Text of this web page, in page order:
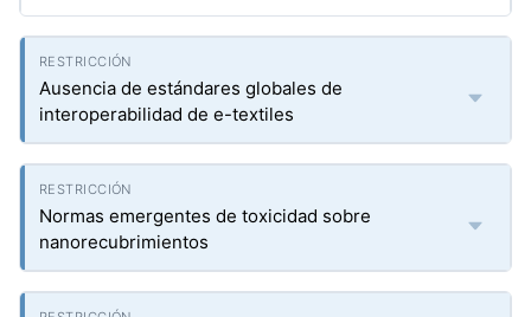
Ausencia de estándares globales de
interoperabilidad de e-textiles
Normas emergentes de toxicidad sobre
nanorecubrimientos